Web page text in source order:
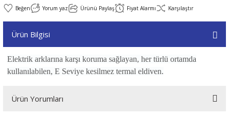
Ekipmanları
Yorum yaz Ürünü Paylaş Fiyat Alarmı Karşılaştır
Ürün Bilgisi
Elektrik arklarına karşı koruma sağlayan, her türlü ortamda
kullanılabilen, E Seviye kesilmez termal eldiven.
Ürün Yorumları